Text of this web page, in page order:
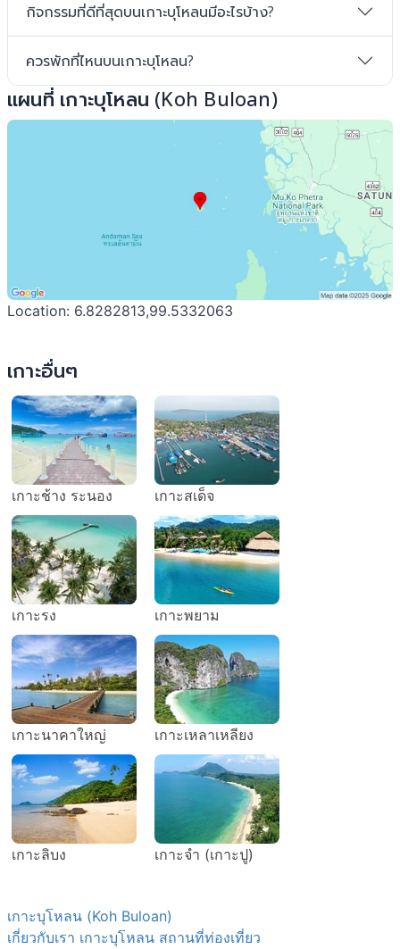
กิจกรรมที่ดีที่สุดบนเกาะบุโหลนมีอะไรบ้าง?
ควรพักที่ไหนบนเกาะบุโหลน?
แผนที่ เกาะบุโหลน (Koh Buloan)
Location: 6.8282813,99.5332063
เกาะอื่นๆ
เกาะช้าง ระนอง เกาะสเด็จ
เกาะรง เกาะพยาม
เกาะนาคาใหญ่ เกาะเหลาเหลียง
เกาะลิบง เกาะจำ (เกาะปู)
เกาะบุโหลน (Koh Buloan)
เกี่ยวกับเรา เกาะบุโหลน สถานที่ท่องเที่ยว